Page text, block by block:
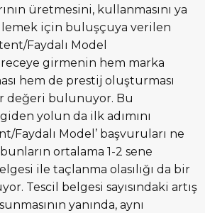
üretmesini, kullanmasını ya
için buluşçuya verilen
Faydalı Model
girmenin hem marka
hem de prestij oluşturması
değeri bulunuyor. Bu
yolun da ilk adımını
Faydalı Model’ başvuruları ne
ortalama 1-2 sene
ile taçlanma olasılığı da bir
Tescil belgesi sayısındaki artış
yanında, aynı